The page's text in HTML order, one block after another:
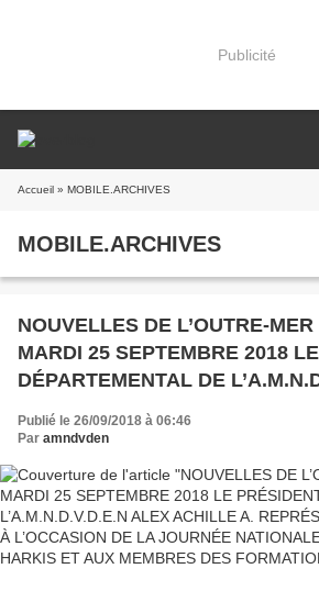
Publicité
Accueil » MOBILE.ARCHIVES
MOBILE.ARCHIVES
NOUVELLES DE L’OUTRE-
MARDI 25 SEPTEMBRE 2018
DÉPARTEMENTAL DE
ACHILLE A. REPRÉSENTÉ
L’OCCASION DE LA JOURNÉE
DES FORMATIONS
Publié le 26/09/2018 à 06:46
Par amndvden